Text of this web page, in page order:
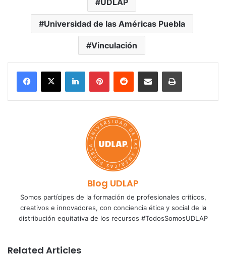
UDLAP
Universidad de las Américas Puebla
Vinculación
LinkedInPinterestReddit Share via Email Print
Blog UDLAP
Somos partícipes de la formación de profesionales críticos,
creativos e innovadores, con conciencia ética y social de la
distribución equitativa de los recursos #TodosSomosUDLAP
Related Articles